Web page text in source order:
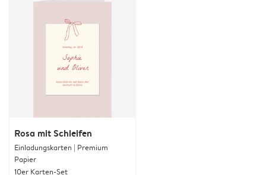
Rosa mit Schleifen
Einladungskarten | Premium
Papier
10er Karten-Set